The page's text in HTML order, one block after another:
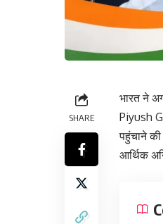
SHARE
भारत ने
Piyush
पहुंचाने
आर्थिक